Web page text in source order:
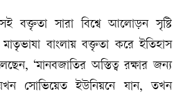
বক্তৃতা সারা বিশ্বে আলোড়ন সৃষ্টি
বাংলায় বক্তৃতা করে ইতিহাস
‘মানবজাতির অস্তিত্ব রক্ষার জন্য
সোভিয়েত ইউনিয়নে যান, তখন